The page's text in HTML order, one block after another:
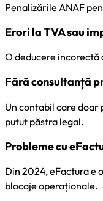
Penalizările ANAF
Erori la TVA sau
O deducere incorectă
Fără consultanță
Un contabil care doar
putut păstra legal.
Probleme cu
Din 2024, eFactura e
blocaje operaționale.